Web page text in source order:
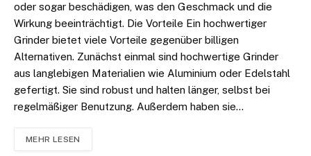
oder sogar beschädigen, was den Geschmack und die
Wirkung beeinträchtigt. Die Vorteile Ein hochwertiger
Grinder bietet viele Vorteile gegenüber billigen
Alternativen. Zunächst einmal sind hochwertige Grinder
aus langlebigen Materialien wie Aluminium oder Edelstahl
gefertigt. Sie sind robust und halten länger, selbst bei
regelmäßiger Benutzung. Außerdem haben sie…
MEHR LESEN